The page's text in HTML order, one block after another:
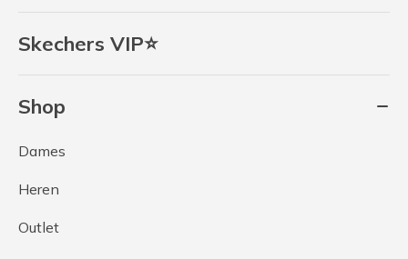
Skechers VIP⭐
Shop
Dames
Heren
Outlet